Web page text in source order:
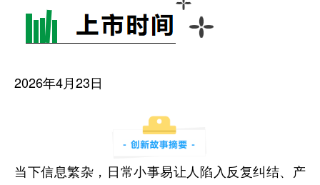
2026年4月23日
当下信息繁杂，日常小事易让人陷入反复纠结、产